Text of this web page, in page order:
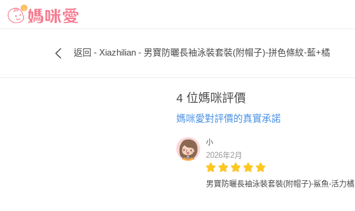
返回 - Xiazhilian - 男寶防曬長袖泳裝套裝(附帽子)-拼色條紋-藍+橘
4 位媽咪評價
媽咪愛對評價的真實承諾
小
2026年2月
男寶防曬長袖泳裝套裝(附帽子)-鯊魚-活力橘